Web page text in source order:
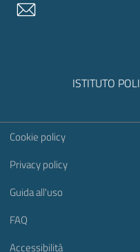
ISTITUTO
Sezione Link
Cookie policy
Privacy policy
Guida all'uso
FAQ
Accessibilità